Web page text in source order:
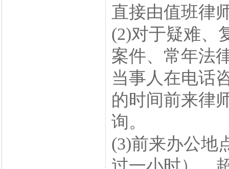
直接由值班律
(2)对于疑难、
案件、常年法
当事人在电话
的时间前来律
询。
(3)前来办公地